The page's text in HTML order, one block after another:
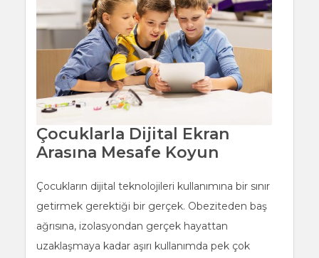
Çocuklarla Dijital Ekran
Arasına Mesafe Koyun
Çocukların dijital teknolojileri kullanımına bir sınır
getirmek gerektiği bir gerçek. Obeziteden baş
ağrısına, izolasyondan gerçek hayattan
uzaklaşmaya kadar aşırı kullanımda pek çok